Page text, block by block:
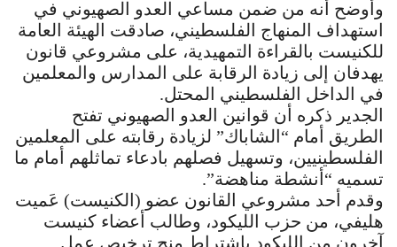
وأوضح أنه من ضمن مساعي العدو الصهيوني في
استهداف المنهاج الفلسطيني، صادقت الهيئة العامة
للكنيست بالقراءة التمهيدية، على مشروعي قانون
يهدفان إلى زيادة الرقابة على المدارس والمعلمين
في الداخل الفلسطيني المحتل.
الجدير ذكره أن قوانين العدو الصهيوني تفتح
الطريق أمام “الشاباك” لزيادة رقابته على المعلمين
الفلسطينيين، وتسهيل فصلهم بادعاء تماثلهم أمام ما
تسميه “أنشطة مناهضة”.
وقدم أحد مشروعي القانون عضو (الكنيست) عَميت
هليفي، من حزب الليكود، وطالب أعضاء كنيست
آخرون من الليكود باشتراط منح ترخيص عمل